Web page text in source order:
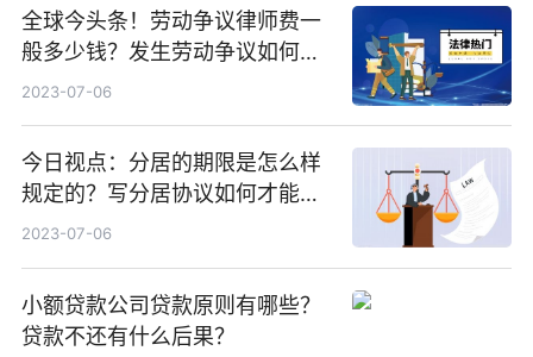
全球今头条！劳动争议律师费一
般多少钱？发生劳动争议如何算
工资？
2023-07-06
今日视点：分居的期限是怎么样
规定的？写分居协议如何才能有
效？
2023-07-06
小额贷款公司贷款原则有哪些？
贷款不还有什么后果？